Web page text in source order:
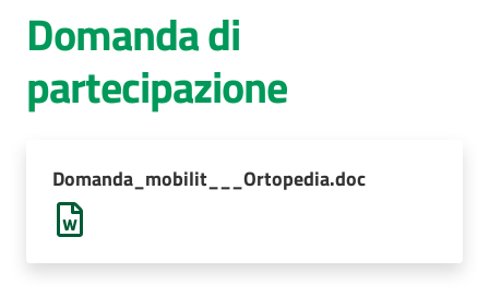
Luoghi di
Comunica
Domanda di
partecipazione
Domanda_mobilit___Ortopedia.doc